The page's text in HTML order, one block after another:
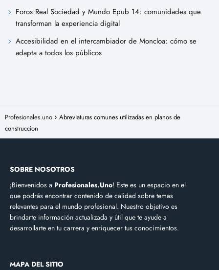
Foros Real Sociedad y Mundo Epub 14: comunidades que
transforman la experiencia digital
Accesibilidad en el intercambiador de Moncloa: cómo se
adapta a todos los públicos
Profesionales.uno
Abreviaturas comunes utilizadas en planos de
construccion
SOBRE NOSOTROS
¡Bienvenidos a Profesionales.Uno! Este es un espacio en el
que podrás encontrar contenido de calidad sobre temas
relevantes para el mundo profesional. Nuestro objetivo es
brindarte información actualizada y útil que te ayude a
desarrollarte en tu carrera y enriquecer tus conocimientos.
MAPA DEL SITIO